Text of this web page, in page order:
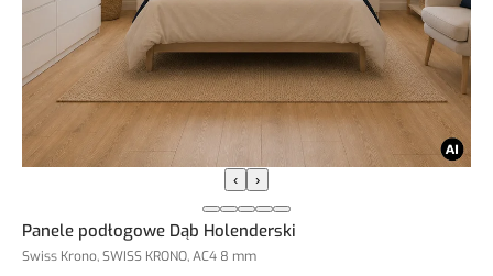
‹ ›
Panele podłogowe Dąb Holenderski
Swiss Krono, SWISS KRONO, AC4 8 mm